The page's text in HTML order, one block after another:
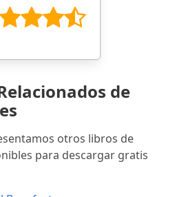
de
otros libros de
para descargar gratis